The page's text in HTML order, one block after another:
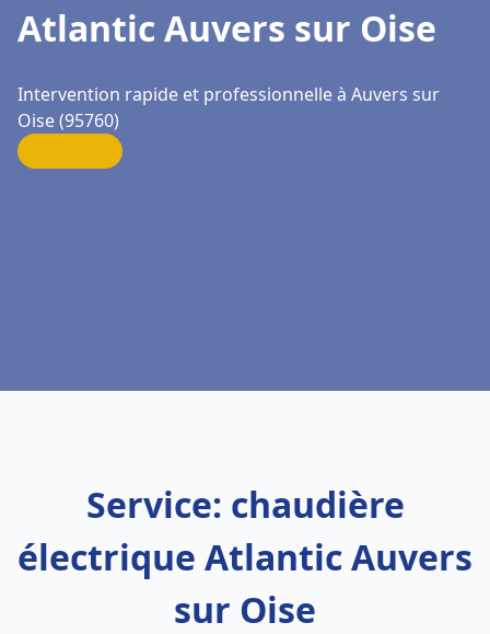
Atlantic Auvers sur Oise
Intervention rapide et professionnelle à Auvers sur
Oise (95760)
Service: chaudière
électrique Atlantic Auvers
sur Oise